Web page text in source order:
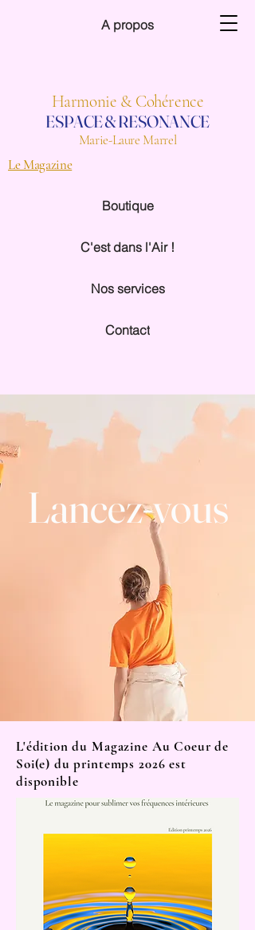
A propos
Harmonie & Cohérence
ESPACE & RESONANCE
Marie-Laure Marrel
Contact
C'est dans l'Air !
Nos services
Le Magazine
Boutique
Lancez-vous
L'édition du Magazine Au Coeur de
Soi(e) du printemps 2026 est
disponible